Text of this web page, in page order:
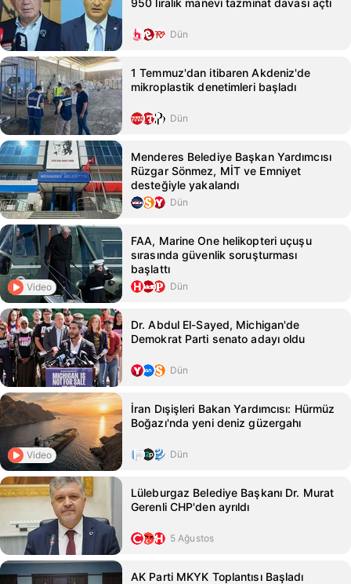
950 liralık manevi tazminat davası açtı
Dün
1 Temmuz'dan itibaren Akdeniz'de
mikroplastik denetimleri başladı
Dün
Menderes Belediye Başkan Yardımcısı
Rüzgar Sönmez, MİT ve Emniyet
desteğiyle yakalandı
Dün
Video
FAA, Marine One helikopteri uçuşu
sırasında güvenlik soruşturması
başlattı
Dün
Dr. Abdul El-Sayed, Michigan'de
Demokrat Parti senato adayı oldu
Dün
Video
İran Dışişleri Bakan Yardımcısı: Hürmüz
Boğazı'nda yeni deniz güzergahı
Dün
Lüleburgaz Belediye Başkanı Dr. Murat
Gerenli CHP'den ayrıldı
5 Ağustos
AK Parti MKYK Toplantısı Başladı